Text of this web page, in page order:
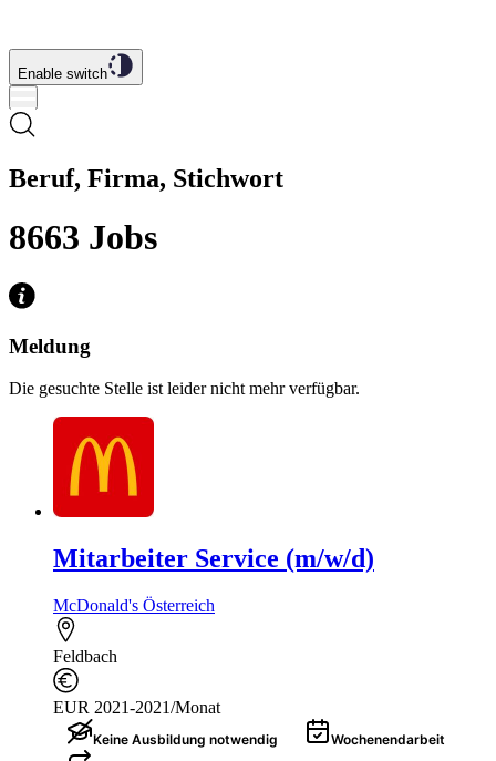
Enable switch
Beruf, Firma, Stichwort
8663 Jobs
Meldung
Die gesuchte Stelle ist leider nicht mehr verfügbar.
Mitarbeiter Service (m/w/d)
McDonald's Österreich
Feldbach
EUR 2021-2021/Monat
Keine Ausbildung notwendig
Wochenendarbeit